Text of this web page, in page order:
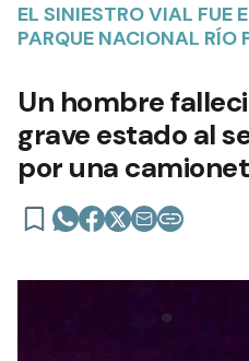
EL SINIESTRO VIAL FUE
PARQUE NACIONAL RÍO
Un hombre
grave estado al
por una